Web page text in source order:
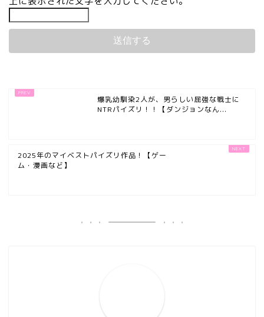
爆乳幼馴染2人が、男らしい屈強な戦士に
NTRパイズリ！！【ダンジョンなん...
2025年のマイベストパイズリ作品！【ゲー
ム・漫画など】